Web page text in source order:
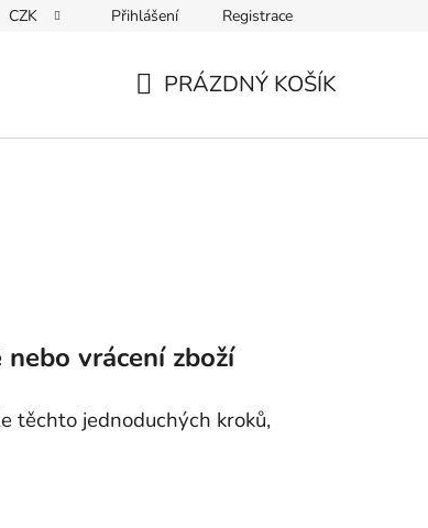
CZK Přihlášení Registrace
PRÁZDNÝ KOŠÍK
vrácení zboží
těchto jednoduchých kroků,